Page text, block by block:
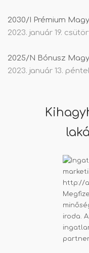
2030/I Prémium
2023. január 19.
2025/N Bónusz
2023. január 13.